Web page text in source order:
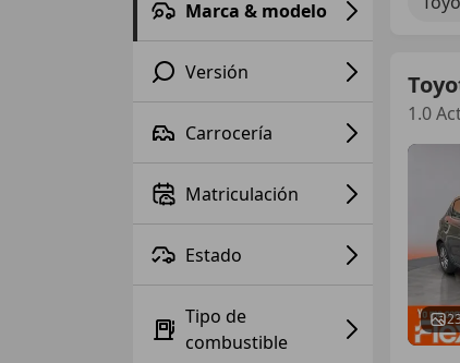
Marca & modelo
Versión
Carrocería
Matriculación
Estado
Tipo de
combustible
1.0